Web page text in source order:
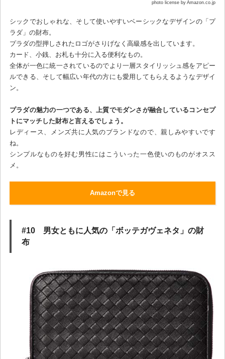
photo license by Amazon.co.jp
シックでおしゃれな、そして使いやすいベーシックなデザインの「プ
ラダ」の財布。
プラダの型押しされたロゴがさりげなく高級感を出しています。
カード、小銭、お札も十分に入る便利なもの。
全体が一色に統一されているのでより一層スタイリッシュ感をアピー
ルできる、そして幅広い年代の方にも愛用してもらえるようなデザイ
ン。
プラダの魅力の一つである、上質でモダンさが融合しているコンセプ
トにマッチした財布と言えるでしょう。
レディース、メンズ共に人気のブランドなので、親しみやすいです
ね。
シンプルなものを好む男性にはこういった一色使いのものがオスス
メ。
Amazonで見る
#10 男女ともに人気の「ボッテガヴェネタ」の財
布